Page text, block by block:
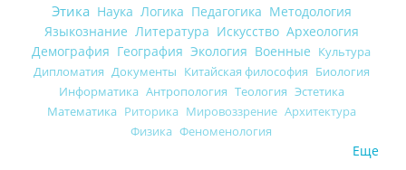
Этика Наука Логика Педагогика Методология
Языкознание Литература Искусство Археология
Демография География Экология Военные Культура
Дипломатия Документы Китайская философия Биология
Информатика Антропология Теология Эстетика
Математика Риторика Мировоззрение Архитектура
Физика Феноменология
Еще